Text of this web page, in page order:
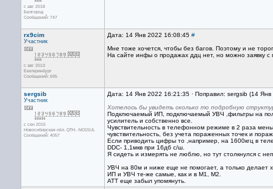
с авг 2018
Белгород
Сообщений: 747
rx9cim
Участник
с авг 2013
Екатеринбург
Сообщений: 695
Дата: 14 Янв 2022 16:08:45 #
Мне тоже хочется, чтобы без багов. Поэтому и не
На сайте инфы о продажах ддц нет, но можно заявку
sergsib
Участник
с сен 2015
Новосибирская обл. QTH- -NO15UL
Сообщений: 4057
Дата: 14 Янв 2022 16:21:35 · Поправил: sergsib (14
Хотелось бы увидеть сколько то подробную
Подключаемый ИП, подключаемый УВЧ ,фильтры на
усилитель и собственно все.
Чувствительность в телефонном режиме в 2 раза
чувствительность, без учета пораженных точек и
Если приводить цифры то ,например, на 1600кгц в
DDC- 1,1мкв при 16дб с/ш.
Я сидеть и измерять не люблю, но тут столкнулся c
УВЧ на 80м и ниже еще не помогает, а только делает
ИП и УВЧ те-же самые, как и в М1, М2.
АТТ еще забыл упомянуть.